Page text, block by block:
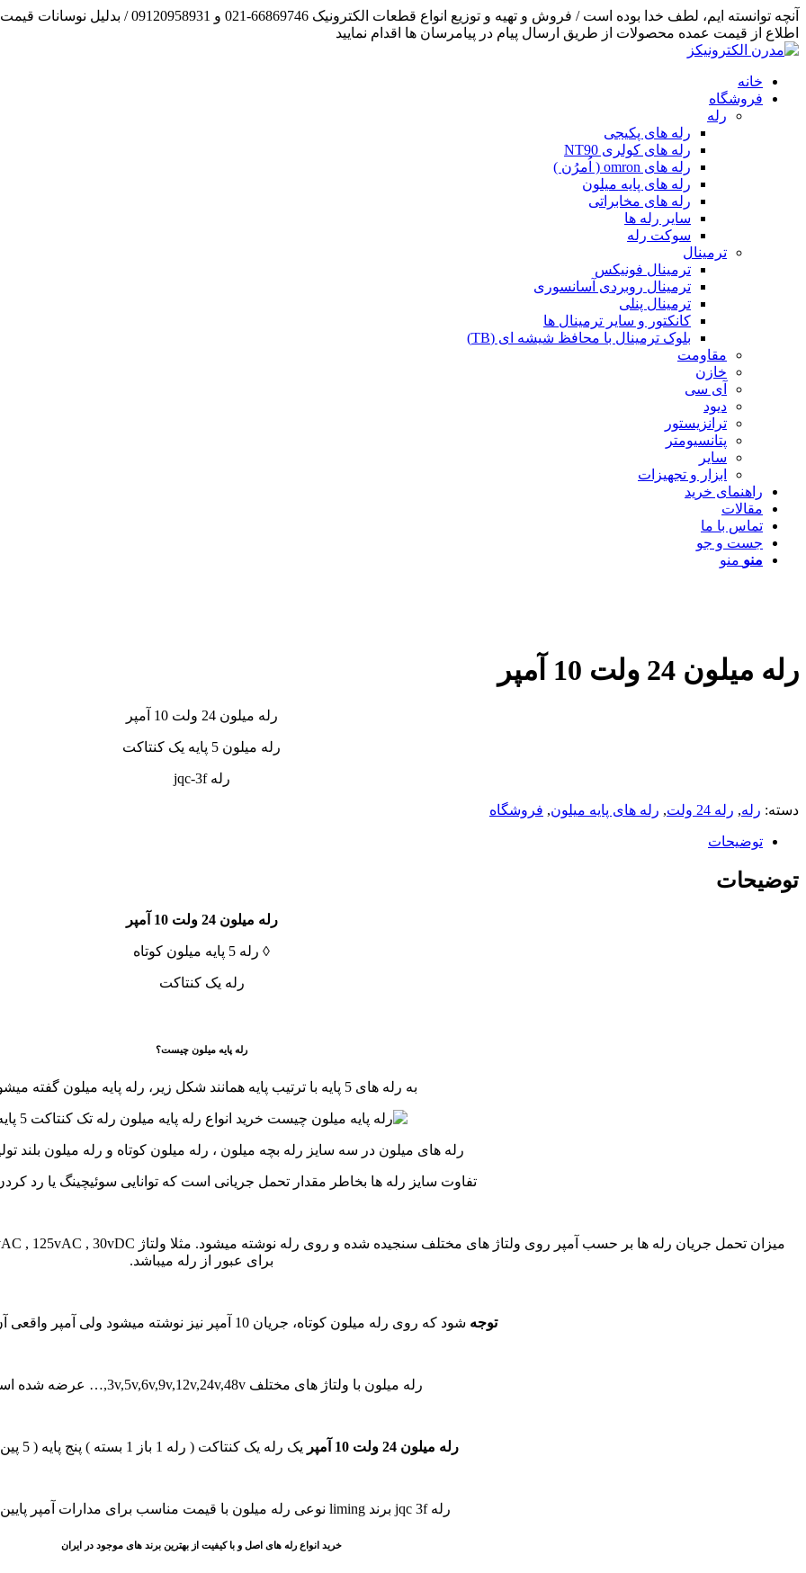
آنچه توانسته ایم، لطف خدا بوده است / فروش و
اطلاع از قیمت عمده محصولات از طریق ارسال پیام در پیامرسان ها اقدام نمایید
خانه
فروشگاه
رله
رله های پکیجی
رله های کولری NT90
رله های omron ( اُمرُن )
رله های پایه میلون
رله های مخابراتی
سایر رله ها
سوکت رله
ترمینال
ترمینال فونیکس
ترمینال روبردی آسانسوری
ترمینال پنلی
کانکتور و سایر ترمینال ها
بلوک ترمینال با محافظ شیشه ای (TB)
مقاومت
خازن
آی سی
دیود
ترانزیستور
پتانسیومتر
سایر
ابزار و تجهیزات
راهنمای خرید
مقالات
تماس با ما
جست و جو
منو منو
رله میلون 24 ولت 10 آمپر
رله میلون 24 ولت 10 آمپر
رله میلون 5 پایه یک کنتاکت
رله jqc-3f
دسته: رله, رله 24 ولت , رله های پایه میلون, فروشگاه
توضیحات
توضیحات
رله میلون 24 ولت 10 آمپر
◊ رله 5 پایه میلون کوتاه
رله یک کنتاکت
رله پایه میلون چیست؟
به رله های 5 پایه با ترتیب پایه همانند شکل زیر، رله پایه میلون گفته میشود.
رله های میلون در سه سایز رله بچه میلون ، رله میلون کوتاه و رله میلون بلند
تفاوت سایز رله ها بخاطر مقدار تحمل جریانی است که توانایی سوئیچینگ یا رد
برای عبور از رله میباشد.
توجه شود که روی رله میلون کوتاه، جریان 10 آمپر نیز نوشته میشود ولی آمپر واقعی آن 7 آمپر میباشد.
رله میلون با ولتاژ های مختلف 3v,5v,6v,9v,12v,24v,48v,… عرضه شده است.
رله میلون 24 ولت 10 آمپر یک رله یک کنتاکت ( رله 1 باز 1 بسته ) پنج پایه ( 5 پین ) میباشد.
رله jqc 3f برند liming نوعی رله میلون با قیمت مناسب برای مدارات آمپر پایین میباشد.
خرید انواع رله های اصل و با کیفیت از بهترین برند های موجود در ایران